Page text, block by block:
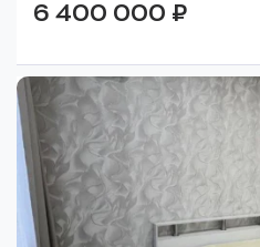
6 400 000 ₽